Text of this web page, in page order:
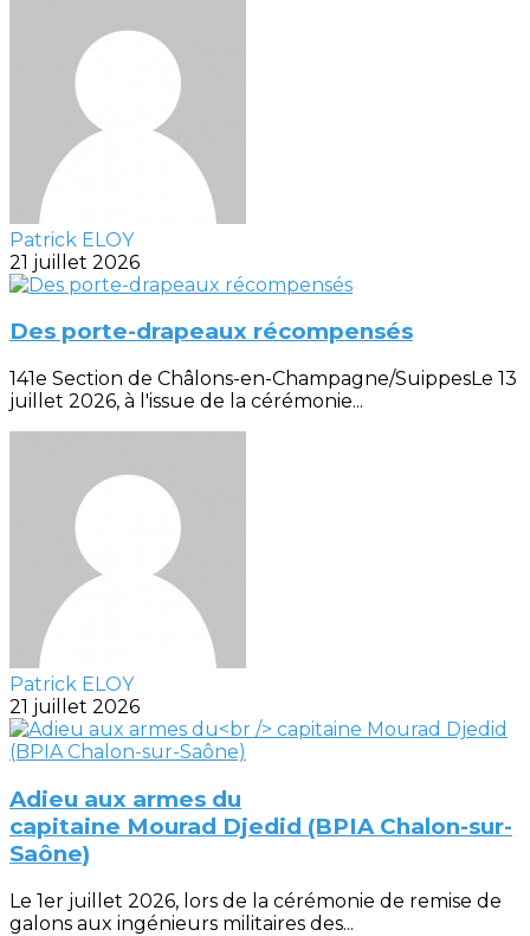
Patrick ELOY
21 juillet 2026
Des porte-drapeaux récompensés
141e Section de Châlons-en-Champagne/SuippesLe 13
juillet 2026, à l'issue de la cérémonie...
Patrick ELOY
21 juillet 2026
Adieu aux armes du
capitaine Mourad Djedid (BPIA Chalon-sur-
Saône)
Le 1er juillet 2026, lors de la cérémonie de remise de
galons aux ingénieurs militaires des...